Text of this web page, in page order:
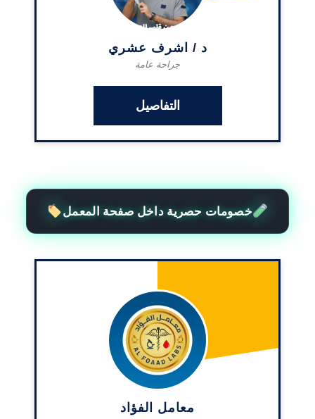
د / اشرف عشري
جراحة عامة
التفاصيل
خصومات حصرية داخل صفحة المعمل
معامل الفؤاد